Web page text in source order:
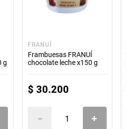
g
FRANUÍ
Frambuesas FRANUÍ
chocolate leche x150 g
$ 30.200